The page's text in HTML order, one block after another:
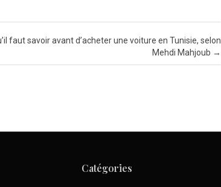
faut savoir avant d’acheter une voiture en Tunisie, selon
Mehdi Mahjoub →
Catégories